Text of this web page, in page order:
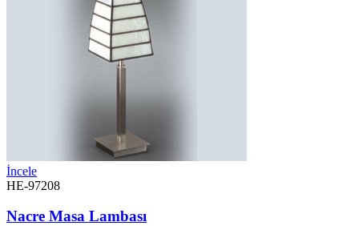
İncele
HE-97208
Nacre Masa Lambası